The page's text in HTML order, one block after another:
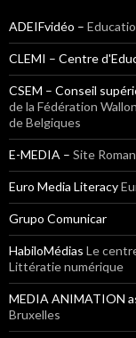
ADEIFvidéo –
CLEMI – Centre
CSEM – Conseil
de la Fédération
de Belgiques
E-MEDIA – Site
Euro Media Literacy
Grupo Comunicar
HabiloMédias Le
Littératie numérique
MEDIA ANIMATION
Bruxelles